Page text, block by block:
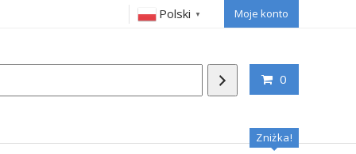
Polski ▼ Moje konto
0
Zniżka!